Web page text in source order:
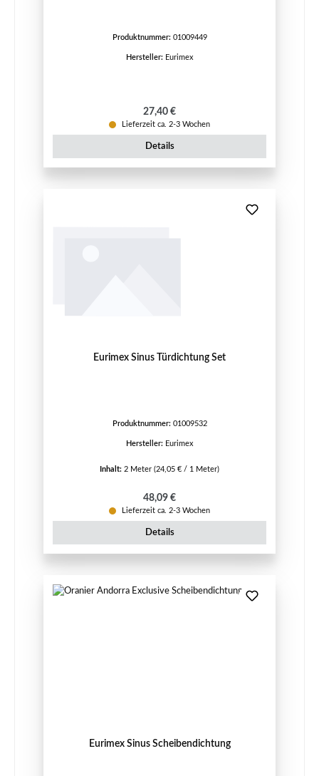
Produktnummer: 01009449
Hersteller: Eurimex
Regulärer Preis:
27,40 €
Lieferzeit ca. 2-3 Wochen
Details
Eurimex Sinus Türdichtung Set
Produktnummer: 01009532
Hersteller: Eurimex
Inhalt: 2 Meter (24,05 € / 1 Meter)
Regulärer Preis:
48,09 €
Lieferzeit ca. 2-3 Wochen
Details
Eurimex Sinus Scheibendichtung